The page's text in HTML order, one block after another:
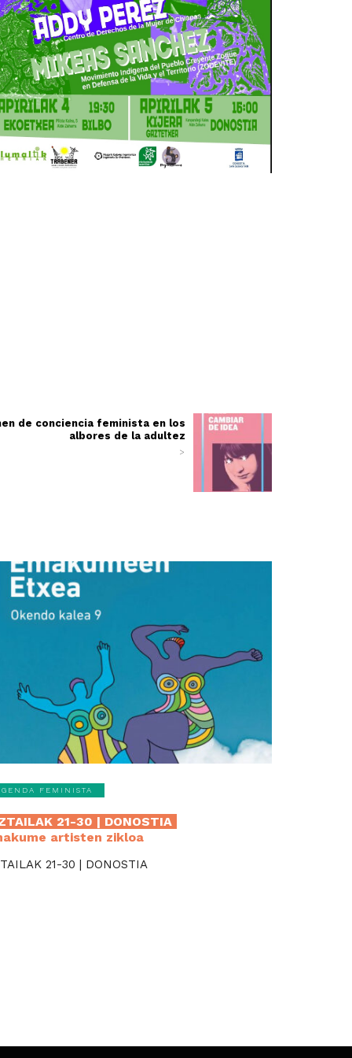
de conciencia feminista en los
albores de la adultez
>
FEMINISTA
21-30 | DONOSTIA
artisten zikloa
21-30 | DONOSTIA